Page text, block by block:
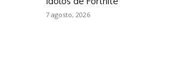
7 agosto, 2026